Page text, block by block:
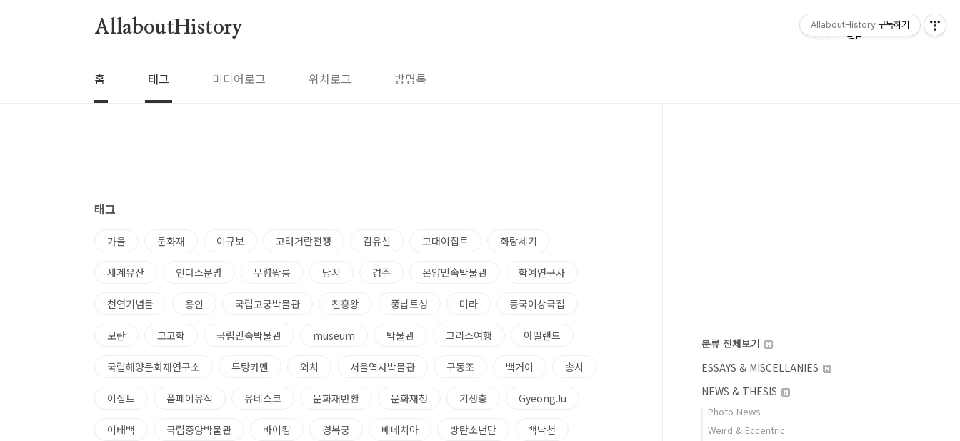
AllaboutHistory
홈 태그 미디어로그 위치로그 방명록
태그
가을 문화재 이규보 고려거란전쟁 김유신 고대이집트 화랑세기
세계유산 인더스문명 무령왕릉 당시 경주 온양민속박물관 학예연구사
천연기념물 용인 국립고궁박물관 진흥왕 풍납토성 미라 동국이상국집
모란 고고학 국립민속박물관 museum 박물관 그리스여행 아일랜드
국립해양문화재연구소 투탕카멘 외치 서울역사박물관 구동조 백거이 송시
이집트 폼페이유적 유네스코 문화재반환 문화재청 기생충 GyeongJu
이태백 국립중앙박물관 바이킹 경복궁 베네치아 방탄소년단 백낙천
분류 전체보기
ESSAYS & MISCELLANIES
NEWS & THESIS
Photo News
Weird & Eccentric
AllaboutHistory 구독하기